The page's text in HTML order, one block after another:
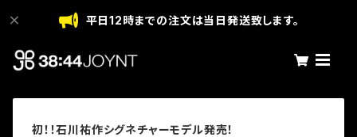
平日12時までの注文は当日発送致します。
初！！石川祐作シグネチャーモデル発売！